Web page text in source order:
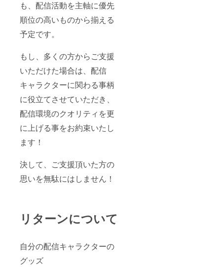
も、配信活動を主軸に優先
順位の高いものから揃える
予定です。
もし、多くの方からご支援
いただけた場合は、配信
キャラクターに関わる事柄
に役立てさせていただき、
配信環境のクオリティを更
に上げる事をお約束いたし
ます！
決して、ご支援頂いた方の
思いを無駄にはしません！
リターンについて
自分の配信キャラクターの
グッズ